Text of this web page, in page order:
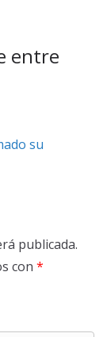
entre
su
publicada.
con *